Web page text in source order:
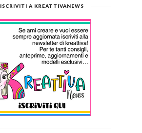
ISCRIVITI A KREATTIVANEWS